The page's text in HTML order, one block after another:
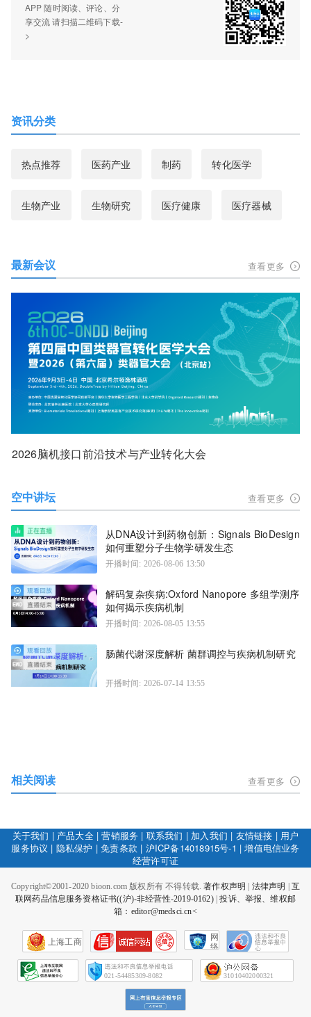
APP 随时阅读、评论、分
享交流 请扫描二维码下载-
>
资讯分类
热点推荐 医药产业 制药 转化医学
生物产业 生物研究 医疗健康 医疗器械
最新会议 查看更多
2026脑机接口前沿技术与产业转化大会
空中讲坛 查看更多
从DNA设计到药物创新：Signals BioDesign
如何重塑分子生物学研发生态
开播时间: 2026-08-06 13:50
解码复杂疾病:Oxford Nanopore 多组学测序
如何揭示疾病机制
开播时间: 2026-08-05 13:55
肠菌代谢深度解析 菌群调控与疾病机制研究
开播时间: 2026-07-14 13:55
相关阅读 查看更多
关于我们 | 产品大全|营销服务 | 联系我们 | 加入我们 | 友情链接 | 用户
服务协议 | 隐私保护 |免责条款 | 沪ICP备14018915号-1 |增值电信业务
经营许可证
Copyright©2001-2020 bioon.com 版权所有 不得转载.著作权声明 法律声明
互
联网药品信息服务资格证书((沪)-非经营性-2019-0162)|投诉、举报、维权邮
箱：editor@medsci.cn<
上海工商
网
络
会
征
021-54485309-8082 31010402000321